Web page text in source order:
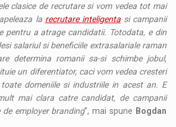
clasice de recrutare si vom vedea tot mai
la recrutare inteligentasi campanii
pentru a atrage candidatii. Totodata, e din
salariul si beneficiile extrasalariale raman
determina romanii sa-si schimbe jobul,
un diferentiator, caci vom vedea cresteri
domeniile si industriile in acest an. E
mai clara catre candidat, de campanii
employer branding”, mai spune Bogdan